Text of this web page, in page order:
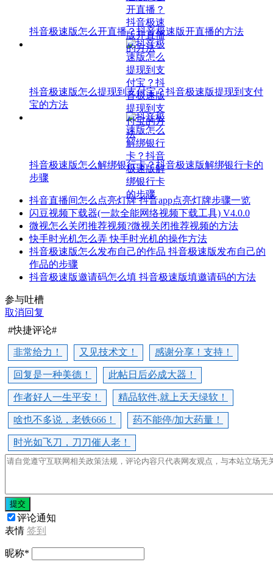
抖音极速版怎么开直播？抖音极速版开直播的方法
抖音极速版怎么提现到支付宝？抖音极速版提现到支付
宝的方法
抖音极速版怎么解绑银行卡？抖音极速版解绑银行卡的
步骤
抖音直播间怎么点亮灯牌 抖音app点亮灯牌步骤一览
闪豆视频下载器(一款全能网络视频下载工具) V4.0.0
微视怎么关闭推荐视频?微视关闭推荐视频的方法
快手时光机怎么弄 快手时光机的操作方法
抖音极速版怎么发布自己的作品 抖音极速版发布自己的
作品的步骤
抖音极速版邀请码怎么填 抖音极速版填邀请码的方法
参与吐槽
取消回复
#快捷评论#
非常给力！ 又见技术文！ 感谢分享！支持！
回复是一种美德！ 此帖日后必成大器！
作者好人一生平安！ 精品软件,就上天天绿软！
啥也不多说，老铁666！ 药不能停/加大药量！
时光如飞刀，刀刀催人老！
提交
评论通知
表情 签到
昵称*